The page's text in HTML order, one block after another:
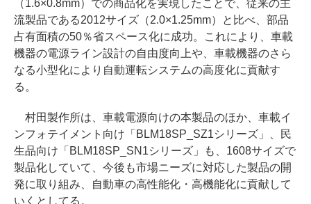
（1.6×0.8mm）での商品化を実現したことで、従来の主
流製品である2012サイズ（2.0×1.25mm）と比べ、部品
占有面積の50％省スペース化に成功。これにより、車載
機器の電源ライン設計の自由度向上や、車載機器のさら
なる小型化により自動運転システムの高度化に貢献す
る。
村田製作所は、車載電源向けの本製品のほか、車載イ
ンフォテイメント向け「BLM18SP_SZ1シリーズ」、民
生品向け「BLM18SP_SN1シリーズ」も、1608サイズで
製品化していて、今後も市場ニーズに対応した製品の開
発に取り組み、自動車の高性能化・高機能化に貢献して
いくとしてる。